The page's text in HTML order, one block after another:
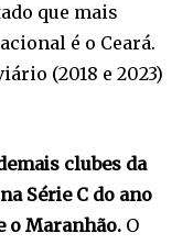
que mais
é o Ceará.
(2018 e 2023)
clubes da
Série C do ano
o Maranhão. O